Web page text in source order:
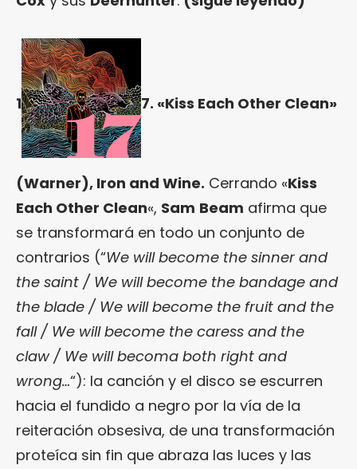
1 7. «Kiss Each Other Clean»
(Warner), Iron and Wine. Cerrando «Kiss
Each Other Clean«, Sam Beam afirma que
se transformará en todo un conjunto de
contrarios (“We will become the sinner and
the saint / We will become the bandage and
the blade / We will become the fruit and the
fall / We will become the caress and the
claw / We will becoma both right and
wrong…“): la canción y el disco se escurren
hacia el fundido a negro por la vía de la
reiteración obsesiva, de una transformación
proteíca sin fin que abraza las luces y las